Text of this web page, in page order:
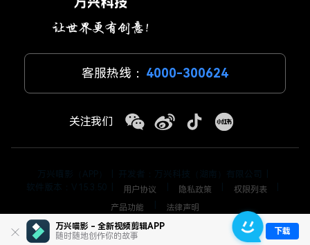
万兴喵影 - 全新视频剪辑APP
随时随地创作你的故事
下载
客服热线： 4000-300624
关注我们
万兴喵影（APP） 开发者：万兴科技（湖南）有限公司
软件版本：V 15.3.50
用户协议 隐私政策 权限列表
产品功能 法律声明
© 2026 万兴科技集团股份有限公司 版权所有 藏ICP备17000062号-2